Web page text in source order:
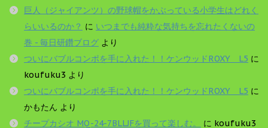
巨人（ジャイアンツ）の野球帽をかぶっている小学生はどれく
らいいるのか？ に いつまでも純粋な気持ちを忘れたくないの
巻 - 毎日研鑽ブログ より
ついにバブルコンポを手に入れた！！ケンウッドROXY L5 に
koufuku3 より
ついにバブルコンポを手に入れた！！ケンウッドROXY L5 に
かもたん より
チープカシオ MQ-24-7BLLJFを買って楽しむ。
に koufuku3